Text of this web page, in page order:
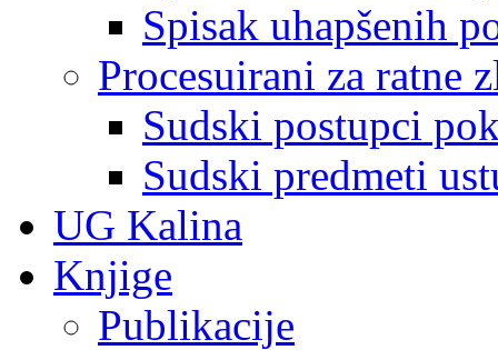
Spisak uhapšenih
Procesuirani za ratne
Sudski postupci
Sudski predmeti
UG Kalina
Knjige
Publikacije